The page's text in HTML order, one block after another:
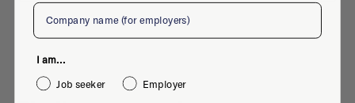
Company
I am...
Job seeker
Employer